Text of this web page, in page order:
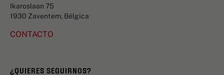
Ikaroslaan 75
1930 Zaventem, Bélgica
CONTACTO
¿QUIERES SEGUIRNOS?